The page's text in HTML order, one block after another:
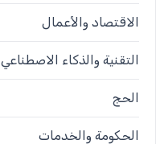
الاقتصاد والأعمال
التقنية والذكاء الاصطناعي
الحج
الحكومة والخدمات